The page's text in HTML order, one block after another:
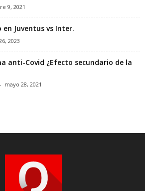
9, 2021
en Juventus vs Inter.
2023
anti-Covid ¿Efecto secundario de la
- mayo 28, 2021